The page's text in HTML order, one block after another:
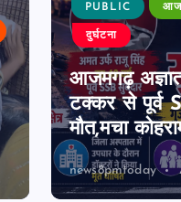
PUBLIC
दुर्घटना
आजमगढ़
टक्कर से पूर्व
मौत,मचा
news8pmtoday